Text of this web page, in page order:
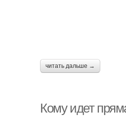
читать дальше →
Кому идет